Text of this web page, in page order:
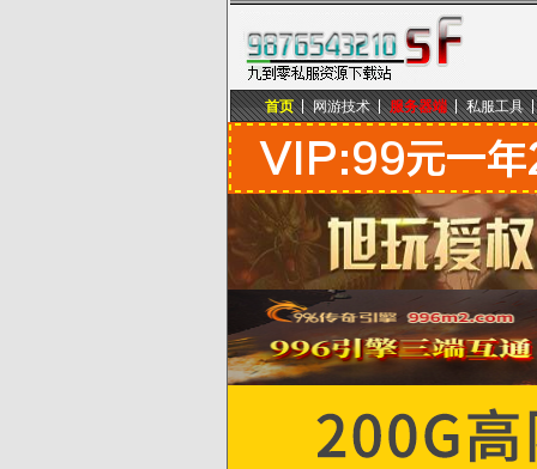
九到零私服资源下载站
首页 网游技术 服务器端 私服工具